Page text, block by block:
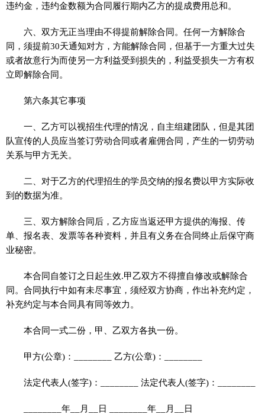
违约金，违约金数额为合同履行期内乙方的提成费用总和。
六、双方无正当理由不得提前解除合同。任何一方解除合
同，须提前30天通知对方，方能解除合同，但基于一方重大过失
或者故意行为而使另一方利益受到损失的，利益受损失一方有权
立即解除合同。
第六条其它事项
一、乙方可以视招生代理的情况，自主组建团队，但是其团
队宣传的人员应当签订劳动合同或者雇佣合同，产生的一切劳动
关系与甲方无关。
二、对于乙方的代理招生的学员交纳的报名费以甲方实际收
到的数据为准。
三、双方解除合同后，乙方应当返还甲方提供的海报、传
单、报名表、发票等各种资料，并且有义务在合同终止后保守商
业秘密。
本合同自签订之日起生效.甲乙双方不得擅自修改或解除合
同。合同执行中如有未尽事宜，须经双方协商，作出补充约定，
补充约定与本合同具有同等效力。
本合同一式二份，甲、乙双方各执一份。
甲方(公章)：________ 乙方(公章)：________
法定代表人(签字)：________ 法定代表人(签字)：________
________年__月__日 ________年__月__日